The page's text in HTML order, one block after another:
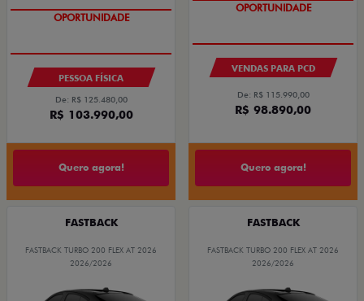
COM USADO NA TROCA
PESSOA FÍSICA
De: R$ 125.480,00
R$ 103.990,00
Quero agora!
OPORTUNIDADE
VENDAS PARA PCD
De: R$ 115.990,00
R$ 98.890,00
Quero agora!
FASTBACK
FASTBACK TURBO 200 FLEX AT 2026
2026/2026
FASTBACK
FASTBACK TURBO 200 FLEX AT 2026
2026/2026